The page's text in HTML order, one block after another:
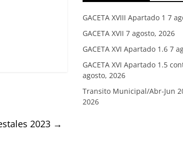
2023 →
GACETA XVIII Apartado 1 7
GACETA XVII 7 agosto, 2026
GACETA XVI Apartado 1.6 7
GACETA XVI Apartado 1.5
agosto, 2026
Transito Municipal/Abr-Jun
2026